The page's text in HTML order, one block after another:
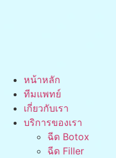
หน้าหลัก
ทีมแพทย์
เกี่ยวกับเรา
บริการของเรา
ฉีด Botox
ฉีด Filler